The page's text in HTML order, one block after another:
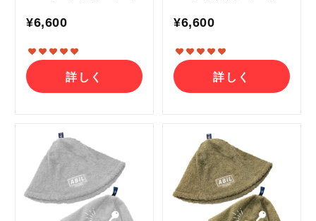
¥6,600
詳しく
¥6,600
詳しく